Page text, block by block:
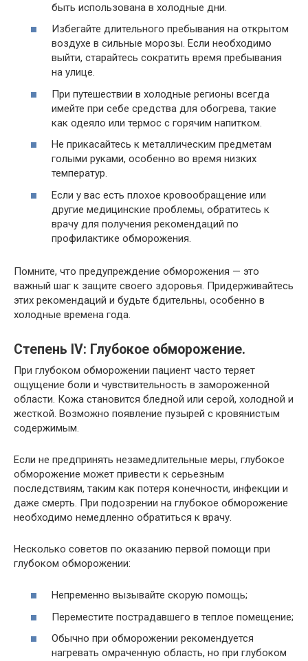
быть использована в холодные дни.
Избегайте длительного пребывания на открытом
воздухе в сильные морозы. Если необходимо
выйти, старайтесь сократить время пребывания
на улице.
При путешествии в холодные регионы всегда
имейте при себе средства для обогрева, такие
как одеяло или термос с горячим напитком.
Не прикасайтесь к металлическим предметам
голыми руками, особенно во время низких
температур.
Если у вас есть плохое кровообращение или
другие медицинские проблемы, обратитесь к
врачу для получения рекомендаций по
профилактике обморожения.
Помните, что предупреждение обморожения — это
важный шаг к защите своего здоровья. Придерживайтесь
этих рекомендаций и будьте бдительны, особенно в
холодные времена года.
Степень IV: Глубокое обморожение.
При глубоком обморожении пациент часто теряет
ощущение боли и чувствительность в замороженной
области. Кожа становится бледной или серой, холодной и
жесткой. Возможно появление пузырей с кровянистым
содержимым.
Если не предпринять незамедлительные меры, глубокое
обморожение может привести к серьезным
последствиям, таким как потеря конечности, инфекции и
даже смерть. При подозрении на глубокое обморожение
необходимо немедленно обратиться к врачу.
Несколько советов по оказанию первой помощи при
глубоком обморожении:
Непременно вызывайте скорую помощь;
Переместите пострадавшего в теплое помещение;
Обычно при обморожении рекомендуется
нагревать омраченную область, но при глубоком